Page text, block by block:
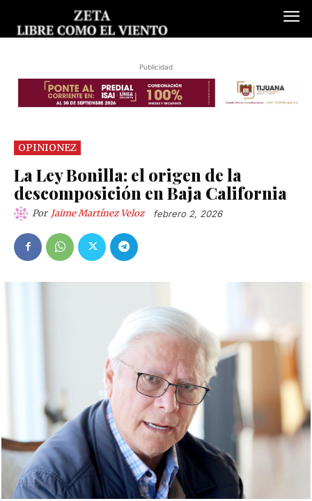
Publicidad
OPINIONEZ
La Ley Bonilla: el origen de la
descomposición en Baja California
Por Jaime Martínez Veloz febrero 2, 2026